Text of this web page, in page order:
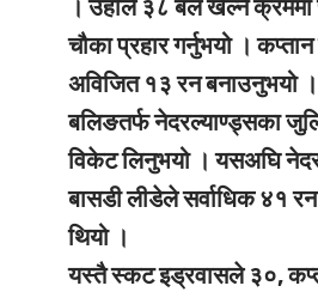
। उहाँले ३८ बल खेल्ने क्रममा
चौका प्रहार गर्नुभयो ।
अविजित १३ रन बनाउनुभयो ।
बलिङतर्फ नेदरल्याण्ड्सका
विकेट लिनुभयो । यसअघि
बासडी लीडेले सर्वाधिक ४१
थियो ।
यस्तै स्कट इड्रवासले ३०,